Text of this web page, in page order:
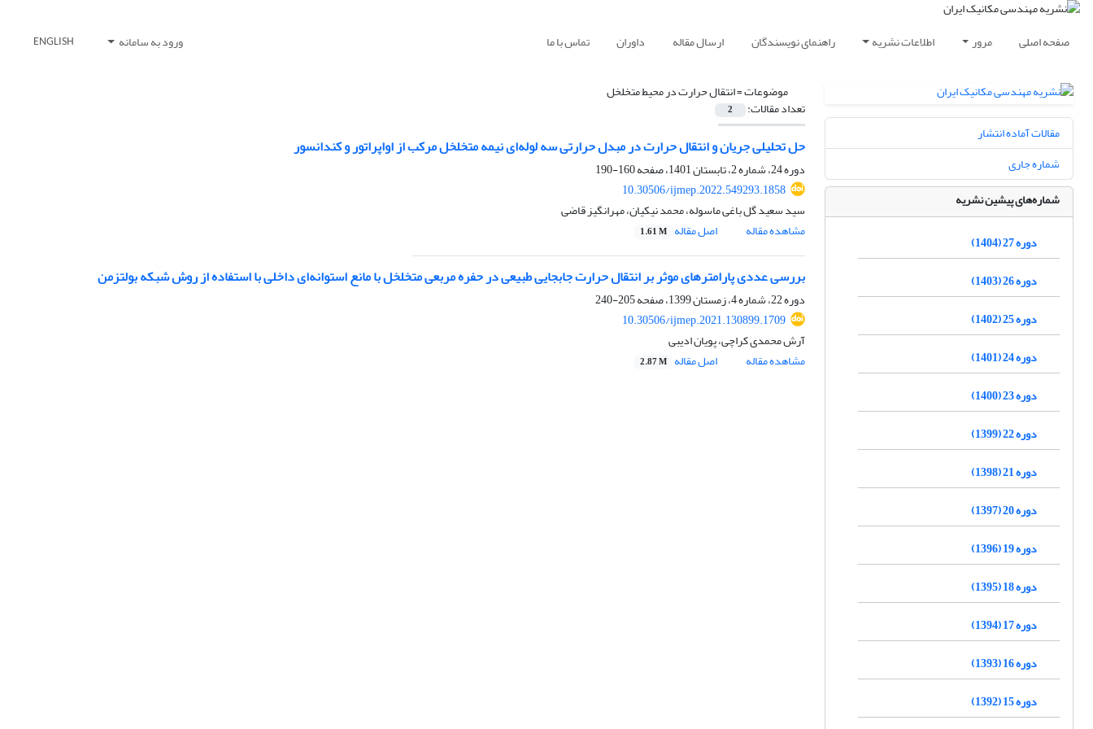
صفحه اصلی مرور اطلاعات نشریه راهنمای نویسندگان ارسال مقاله داوران تماس با ما ورود به سامانه ENGLISH
موضوعات =انتقال حرارت در محیط متخلخل
تعداد مقالات: 2
حل تحلیلی جریان و انتقال حرارت در مبدل حرارتی سه لوله‌ای نیمه ‌متخلخل مرکب از اواپراتور و کندانسور
دوره 24، شماره 2، تابستان 1401، صفحه
160-190
10.30506/ijmep.2022.549293.1858
سید سعید گل باغی ماسوله، محمد نیکیان، مهرانگیز قاضی
مشاهده مقاله
اصل مقاله 1.61 M
بررسی عددی پارامترهای موثر بر انتقال حرارت جابجایی طبیعی در حفره مربعی متخلخل با مانع استوانه‌ای داخلی با استفاده از روش شبکه بولتزمن
دوره 22، شماره 4، زمستان 1399، صفحه
205-240
10.30506/ijmep.2021.130899.1709
آرش محمدی کراچی، پویان ادیبی
مشاهده مقاله
اصل مقاله 2.87 M
مقالات آماده انتشار
شماره جاری
شماره‌های پیشین نشریه
دوره 27 (1404)
دوره 26 (1403)
دوره 25 (1402)
دوره 24 (1401)
دوره 23 (1400)
دوره 22 (1399)
دوره 21 (1398)
دوره 20 (1397)
دوره 19 (1396)
دوره 18 (1395)
دوره 17 (1394)
دوره 16 (1393)
دوره 15 (1392)